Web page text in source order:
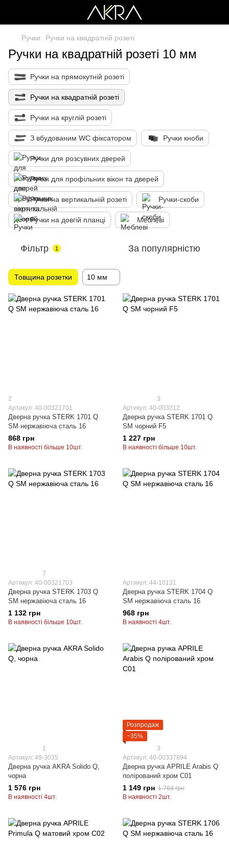
Ручки Ручки на квадратній розеті
Ручки на квадратній розеті 10 мм
Ручки на прямокутній розеті
Ручки на квадратній розеті
Ручки на круглій розеті
З вбудованим WC фіксатором Ручки кноби
Ручки для розсувних дверей
Ручки для профільних вікон та дверей
Ручки на вертикальній розеті Ручки-скоби
Ручки на довгій планці Меблеві
Фільтр 1 За популярністю
Товщина розетки 10 мм
2
Артикул: 40-00321701
Дверна ручка STERK 1701 Q
SM нержавіюча сталь 16
868 грн
В наявності більше 10шт.
3
Артикул: 40-003212
Дверна ручка STERK 1701 Q
SM чорний F5
1 227 грн
В наявності більше 10шт.
7
Артикул: 40-00321703
Дверна ручка STERK 1703 Q
SM нержавіюча сталь 16
1 132 грн
В наявності більше 10шт.
Артикул: 44-10131
Дверна ручка STERK 1704 Q
SM нержавіюча сталь 16
968 грн
В наявності 4шт.
1
Артикул: 49-3035
Дверна ручка AKRA Solido Q,
чорна
1 576 грн
В наявності 4шт.
Розпродаж
−35%
3
Артикул: 40-00337894
Дверна ручка APRILE Arabis Q
полірований хром C01
1 149 грн 1 768 грн
В наявності 2шт.